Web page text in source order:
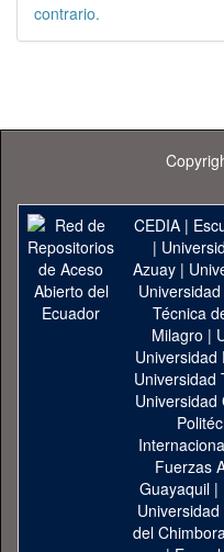
contrario.
CEDIA|
|
Azuay|
Técnica
Milagro |
Universidad
Universidad
Universidad
Fuerzas
Guayaquil|
del